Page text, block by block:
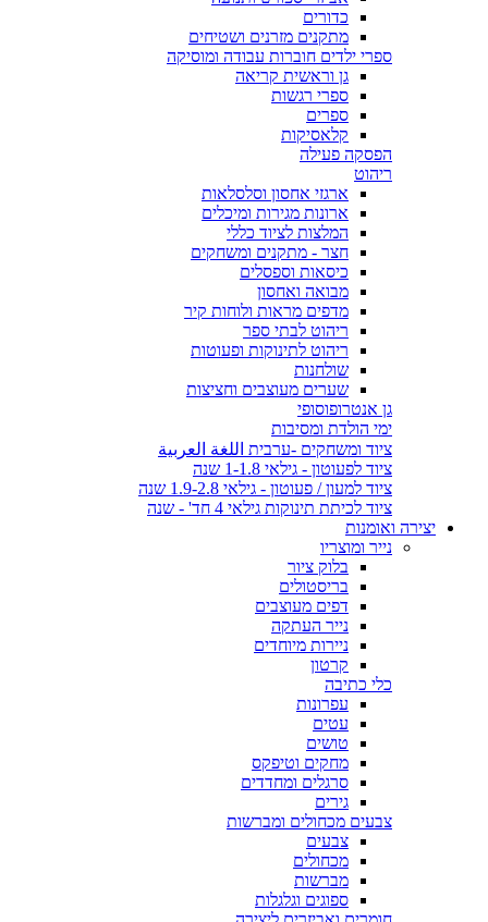
כדורים
מתקנים מזרנים ושטיחים
ספרי ילדים חוברות עבודה ומוסיקה
גן וראשית קריאה
ספרי רגשות
ספרים
קלאסיקות
הפסקה פעילה
ריהוט
ארגזי אחסון וסלסלאות
ארונות מגירות ומיכלים
המלצות לציוד כללי
חצר - מתקנים ומשחקים
כיסאות וספסלים
מבואה ואחסון
מדפים מראות ולוחות קיר
ריהוט לבתי ספר
ריהוט לתינוקות ופעוטות
שולחנות
שערים מעוצבים וחציצות
גן אנטרופוסופי
ימי הולדת ומסיבות
ציוד ומשחקים -ערבית اللغة العربية
ציוד לפעוטון - גילאי 1-1.8 שנה
ציוד למעון / פעוטון - גילאי 1.9-2.8 שנה
ציוד לכיתת תינוקות גילאי 4 חד' - שנה
יצירה ואומנות
נייר ומוצריו
בלוק ציור
בריסטולים
דפים מעוצבים
נייר העתקה
ניירות מיוחדים
קרטון
כלי כתיבה
עפרונות
עטים
טושים
מחקים וטיפקס
סרגלים ומחדדים
גירים
צבעים מכחולים ומברשות
צבעים
מכחולים
מברשות
ספוגים וגלגלות